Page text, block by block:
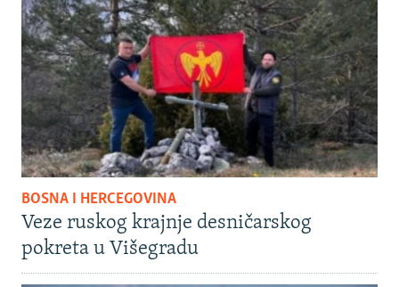
BOSNA I HERCEGOVINA
Veze ruskog krajnje desničarskog
pokreta u Višegradu